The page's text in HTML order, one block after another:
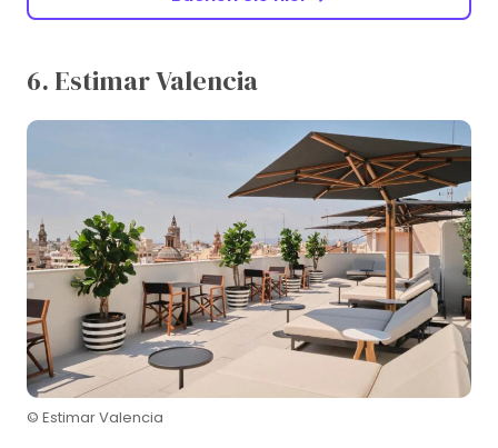
6. Estimar Valencia
© Estimar Valencia